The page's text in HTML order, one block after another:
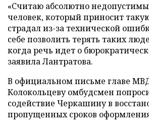
«Считаю абсолютно
человек, который приносит
страдал из-за технической
себе позволить терять таких
когда речь идет о
заявила Лантратова.
В официальном письме главе
Колокольцеву омбудсмен
содействие Черкашину в
пропущенных сроков